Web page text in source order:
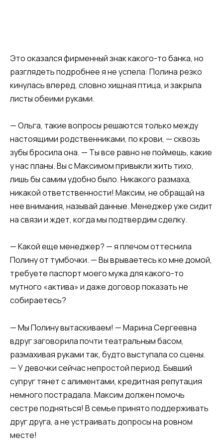
Это оказался фирменный знак какого-то банка, но
разглядеть подробнее я не успела: Полина резко
кинулась вперед, словно хищная птица, и закрыла
листы обеими руками.
— Ольга, такие вопросы решаются только между
настоящими родственниками, по крови, — сквозь
зубы бросила она. — Ты все равно не поймешь, какие
у нас планы. Вы с Максимом привыкли жить тихо,
лишь бы самим удобно было. Никакого размаха,
никакой ответственности! Максим, не обращай на
нее внимания, называй данные. Менеджер уже сидит
на связи и ждет, когда мы подтвердим сделку.
— Какой еще менеджер? — я плечом оттеснила
Полину от тумбочки. — Вы врываетесь ко мне домой,
требуете паспорт моего мужа для какого-то
мутного «актива» и даже договор показать не
собираетесь?
— Мы Полину вытаскиваем! — Марина Сергеевна
вдруг заговорила почти театральным басом,
размахивая руками так, будто выступала со сцены.
— У девочки сейчас непростой период. Бывший
супруг тянет с алиментами, кредитная репутация
немного пострадала. Максим должен помочь
сестре подняться! В семье принято поддерживать
друг друга, а не устраивать допросы на ровном
месте!